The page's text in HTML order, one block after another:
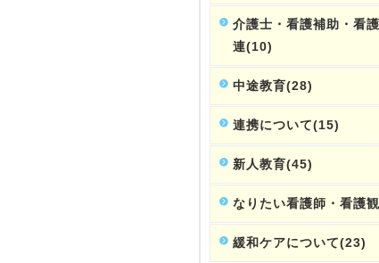
介護士・看護補助・看
連(10)
中途教育(28)
連携について(15)
新人教育(45)
なりたい看護師・看護
緩和ケアについて(23)